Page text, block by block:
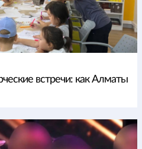
встречи: как Алматы